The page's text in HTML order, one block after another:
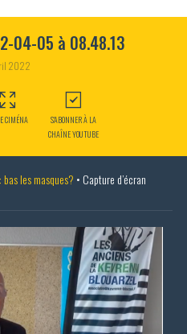
04-05 à 08.48.13
2022
CIMÉNA
S'ABONNER À LA
CHAÎNE YOUTUBE
les masques? • Capture d’écran